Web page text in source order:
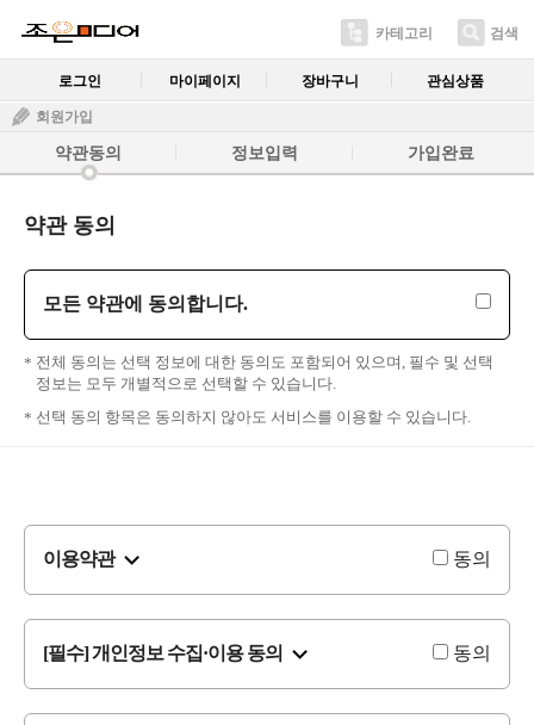
카테고리 검색
로그인 마이페이지 장바구니 관심상품
회원가입
약관동의 정보입력 가입완료
약관 동의
모든 약관에 동의합니다.
전체 동의는 선택 정보에 대한 동의도 포함되어 있으며, 필수 및 선택
정보는 모두 개별적으로 선택할 수 있습니다.
선택 동의 항목은 동의하지 않아도 서비스를 이용할 수 있습니다.
이용약관 동의
[필수] 개인정보 수집·이용 동의 동의